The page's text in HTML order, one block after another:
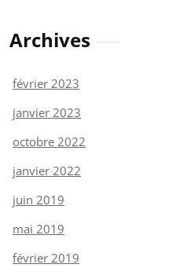
Archives
février 2023
janvier 2023
octobre 2022
janvier 2022
juin 2019
mai 2019
février 2019